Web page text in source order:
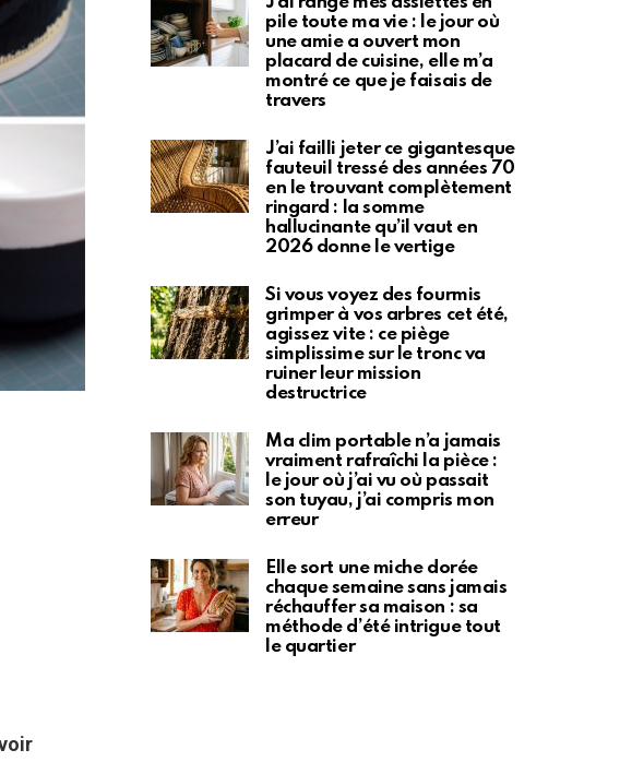
pile toute ma vie : le jour où
une amie a ouvert mon
placard de cuisine, elle m’a
montré ce que je faisais de
travers
J’ai failli jeter ce gigantesque
fauteuil tressé des années 70
en le trouvant complètement
ringard : la somme
hallucinante qu’il vaut en
2026 donne le vertige
Si vous voyez des fourmis
grimper à vos arbres cet été,
agissez vite : ce piège
simplissime sur le tronc va
ruiner leur mission
destructrice
Ma clim portable n’a jamais
vraiment rafraîchi la pièce :
le jour où j’ai vu où passait
son tuyau, j’ai compris mon
erreur
Elle sort une miche dorée
chaque semaine sans jamais
réchauffer sa maison : sa
méthode d’été intrigue tout
le quartier